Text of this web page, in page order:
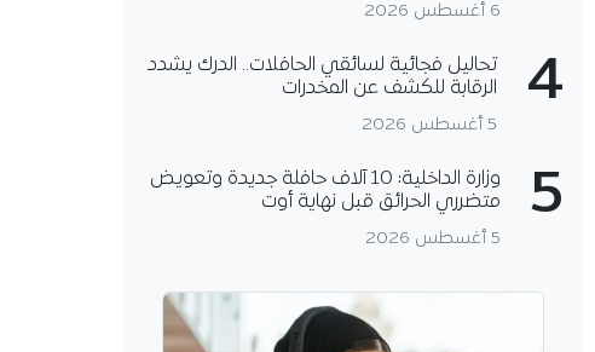
6 أغسطس 2026
4
تحاليل فجائية لسائقي الحافلات.. الدرك يشدد
الرقابة للكشف عن المخدرات
5 أغسطس 2026
5
وزارة الداخلية: 10 آلاف حافلة جديدة وتعويض
متضرري الحرائق قبل نهاية أوت
5 أغسطس 2026